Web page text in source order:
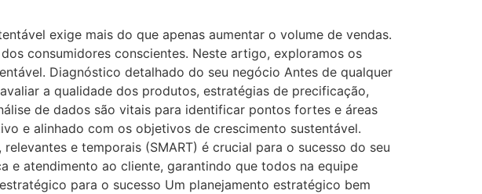
exige mais do que apenas aumentar o volume de vendas.
consumidores conscientes. Neste artigo, exploramos os
Diagnóstico detalhado do seu negócio Antes de qualquer
a qualidade dos produtos, estratégias de precificação,
de dados são vitais para identificar pontos fortes e áreas
e alinhado com os objetivos de crescimento sustentável.
e temporais (SMART) é crucial para o sucesso do seu
e atendimento ao cliente, garantindo que todos na equipe
para o sucesso Um planejamento estratégico bem